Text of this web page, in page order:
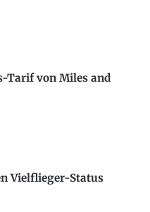
Tarif von Miles and
Vielflieger-Status